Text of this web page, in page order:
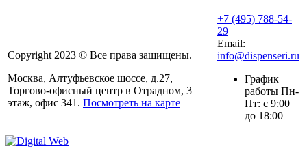
Copyright 2023 © Все права защищены.
Москва, Алтуфьевское шоссе, д.27,
Торгово-офисный центр в Отрадном, 3
этаж, офис 341. Посмотреть на карте
+7 (495) 788-54-
29
Email:
info@dispenseri.ru
График
работы Пн-
Пт: с 9:00
до 18:00